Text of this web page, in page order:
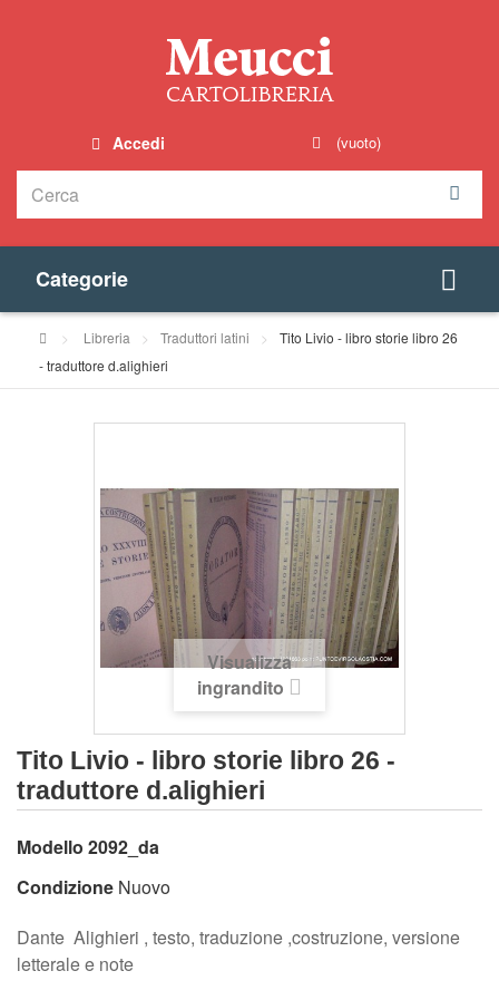
Accedi (vuoto)
Categorie
> Libreria > Traduttori latini >
Tito Livio - libro storie libro 26
- traduttore d.alighieri
Visualizza
ingrandito
Tito Livio - libro storie libro 26 -
traduttore d.alighieri
Modello 2092_da
Condizione Nuovo
Dante Alighieri , testo, traduzione ,costruzione, versione
letterale e note